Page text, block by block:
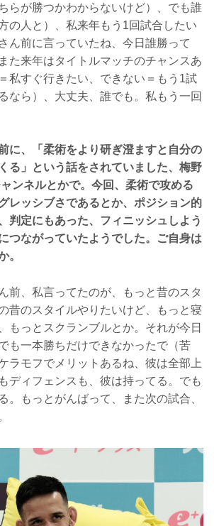
らが勝つかわからないけど）、でも誰
の人と）、私来年もう1回試合したい
ん前に言っていたね、今日誰勝って
た来年はタイトルマッチのチャンスあ
私すぐ行きたい、できない＝もう1試
なら）、大丈夫、誰でも。私もう一回
に、「柔術をより研ぎ澄ますと自分の
る」という話をされていました、梅野
ンネルとかで。今回、柔術で攻める
レッシブさであるとか、ポジション的
判定にもあった、フィニッシュしよう
つながっていたようでした。ご自身は
。
、私言ってたのが、もっと昔のスタ
昔のスタイルやりたいけど、もっと寝
もっとスクランブルとか。それが今日
も一本勝ちだけできなかったで（苦
ラモフでメリットあるね、彼は全部上
ディフェンスも、彼は持ってる。でも
。もっとがんばって、また次の試合、